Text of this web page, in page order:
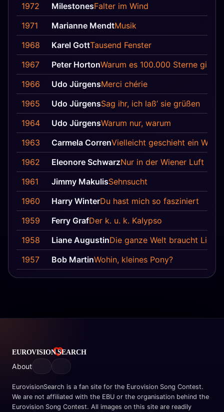
1972
MilestonesFalter im Wind
1971
Marianne MendtMusik
1968
Karel GottTausend Fenster
1967
Peter HortonWarum es 100.000 Sterne gibt
1966
Udo JürgensMerci chérie
1965
Udo JürgensSag ihr, ich laß’ sie grüßen
1964
Udo JürgensWarum nur, warum
1963
Carmela CorrenVielleicht geschieht ein
1962
Eleonore SchwarzNur in der Wiener Luft
1961
Jimmy MakulisSehnsucht
1960
Harry WinterDu hast mich so fasziniert
1959
Ferry GrafDer k. u. k. Kalypso
1958
Liane AugustinDie ganze Welt braucht Liebe
1957
Bob MartinWohin, kleines Pony?
About
EurovisionSearch is a fan site for the Eurovision Song Contest.
We are not affiliated with the EBU or the organisation behind the
Eurovision Song Contest. All images on this site are readily